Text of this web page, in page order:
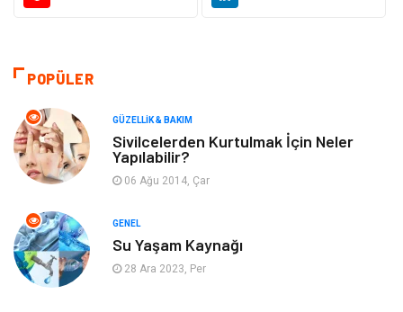
Bilgisayar & Yazılım
Makine
Giyim
Yeme & İçme
Keyif & Hobi Organizasyon
POPÜLER
GÜZELLIK & BAKIM
Sivilcelerden Kurtulmak İçin Neler
Yapılabilir?
06 Ağu 2014, Çar
GENEL
Su Yaşam Kaynağı
28 Ara 2023, Per